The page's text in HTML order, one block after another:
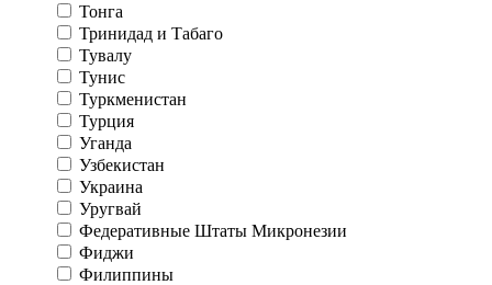
Тонга
Тринидад и Табаго
Тувалу
Тунис
Туркменистан
Турция
Уганда
Узбекистан
Украина
Уругвай
Федеративные Штаты Микронезии
Фиджи
Филиппины